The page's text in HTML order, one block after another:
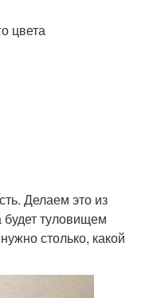
цвета
Делаем это из
будет туловищем
столько, какой